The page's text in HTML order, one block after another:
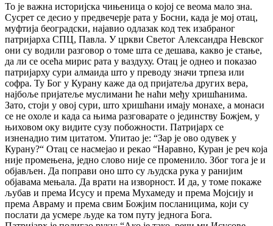
То је важна историјска чињеница о којој се веома мало зна.
Сусрет се десио у предвечерје рата у Босни, када је мој отац,
муфтија београдски, најавио одлазак код тек изабраног
патријарха СПЦ, Павла. У цркви Светог Александра Невског
они су водили разговор о томе шта се дешава, какво је стање,
да ли се осећа мирис рата у ваздуху. Отац је однео и показао
патријарху сури алмаида што у преводу значи трпеза или
софра. Ту Бог у Курану каже да од пријатеља других вера,
најбоље пријатеље муслимани ће наћи међу хришћанима.
Зато, стоји у овој сури, што хришћани имају монахе, а монаси
се не охоле и када са њима разговарате о јединству Божјем, у
њиховом оку видите сузу побожности. Патријарх се
изненадио тим цитатом. Упитао је: “Зар је ово одувек у
Курану?“ Отац се насмејао и рекао “Наравно, Куран је реч која
није промењена, једно слово није се променило. Због тога је и
објављен. Да поправи оно што су људска рука у ранијим
објавама мењала. Да врати на изворност. И да, у томе покаже
љубав и према Исусу и према Мухамеду и према Мојсију и
према Авраму и према свим Божјим посланицима, који су
послати да усмере људе ка том путу једнога Бога.